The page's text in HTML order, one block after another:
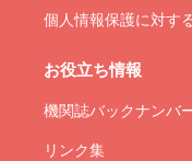
個人情報保護に対す
お役立ち情報
機関誌バックナンバ
リンク集